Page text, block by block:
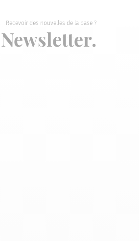
Recevoir des nouvelles de la base ?
Newsletter.